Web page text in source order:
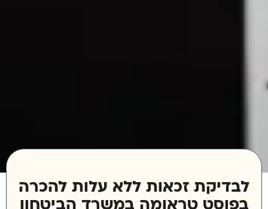
לבדיקת זכאות ללא עלות להכרה
בפוסט טראומה במשרד הביטחון